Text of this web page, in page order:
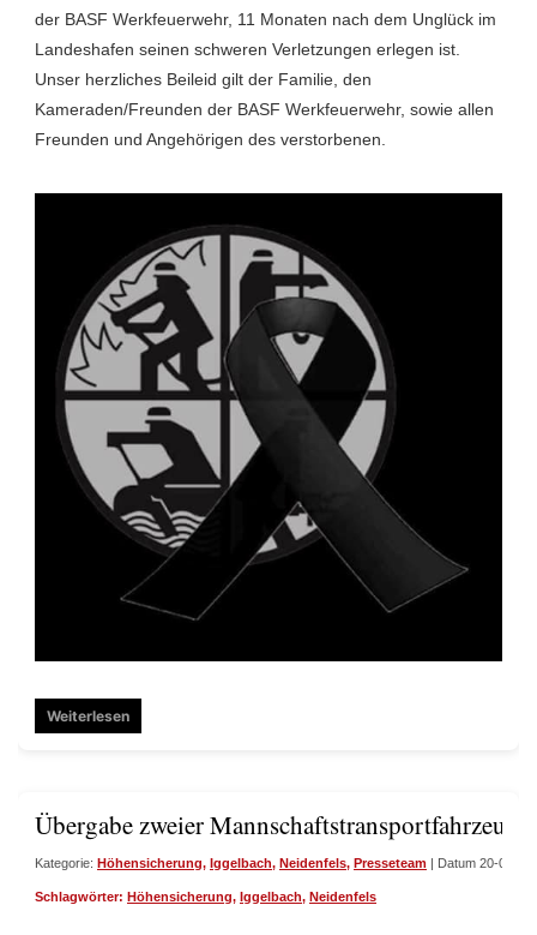
der BASF Werkfeuerwehr, 11 Monaten nach dem Unglück im
Landeshafen seinen schweren Verletzungen erlegen ist.
Unser herzliches Beileid gilt der Familie, den
Kameraden/Freunden der BASF Werkfeuerwehr, sowie allen
Freunden und Angehörigen des verstorbenen.
Weiterlesen
Übergabe zweier Mannschaftstransportfahrzeuge
Kategorie: Höhensicherung, Iggelbach, Neidenfels, Presseteam | Datum 20-09-
Schlagwörter: Höhensicherung, Iggelbach, Neidenfels